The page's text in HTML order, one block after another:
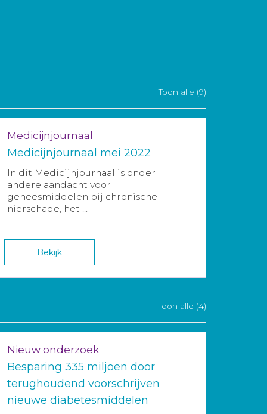
Toon alle (9)
Medicijnjournaal
Medicijnjournaal mei 2022
In dit Medicijnjournaal is onder
andere aandacht voor
geneesmiddelen bij chronische
nierschade, het ...
Bekijk
Toon alle (4)
Nieuw onderzoek
Besparing 335 miljoen door
terughoudend voorschrijven
nieuwe diabetesmiddelen